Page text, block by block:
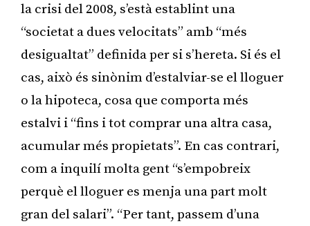
la crisi del 2008, s’està establint una
“societat a dues velocitats” amb “més
desigualtat” definida per si s’hereta. Si és el
cas, això és sinònim d’estalviar-se el lloguer
o la hipoteca, cosa que comporta més
estalvi i “fins i tot comprar una altra casa,
acumular més propietats”. En cas contrari,
com a inquilí molta gent “s’empobreix
perquè el lloguer es menja una part molt
gran del salari”. “Per tant, passem d’una